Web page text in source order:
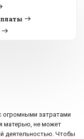
огромными затратами
матерью, не может
деятельностью. Чтобы